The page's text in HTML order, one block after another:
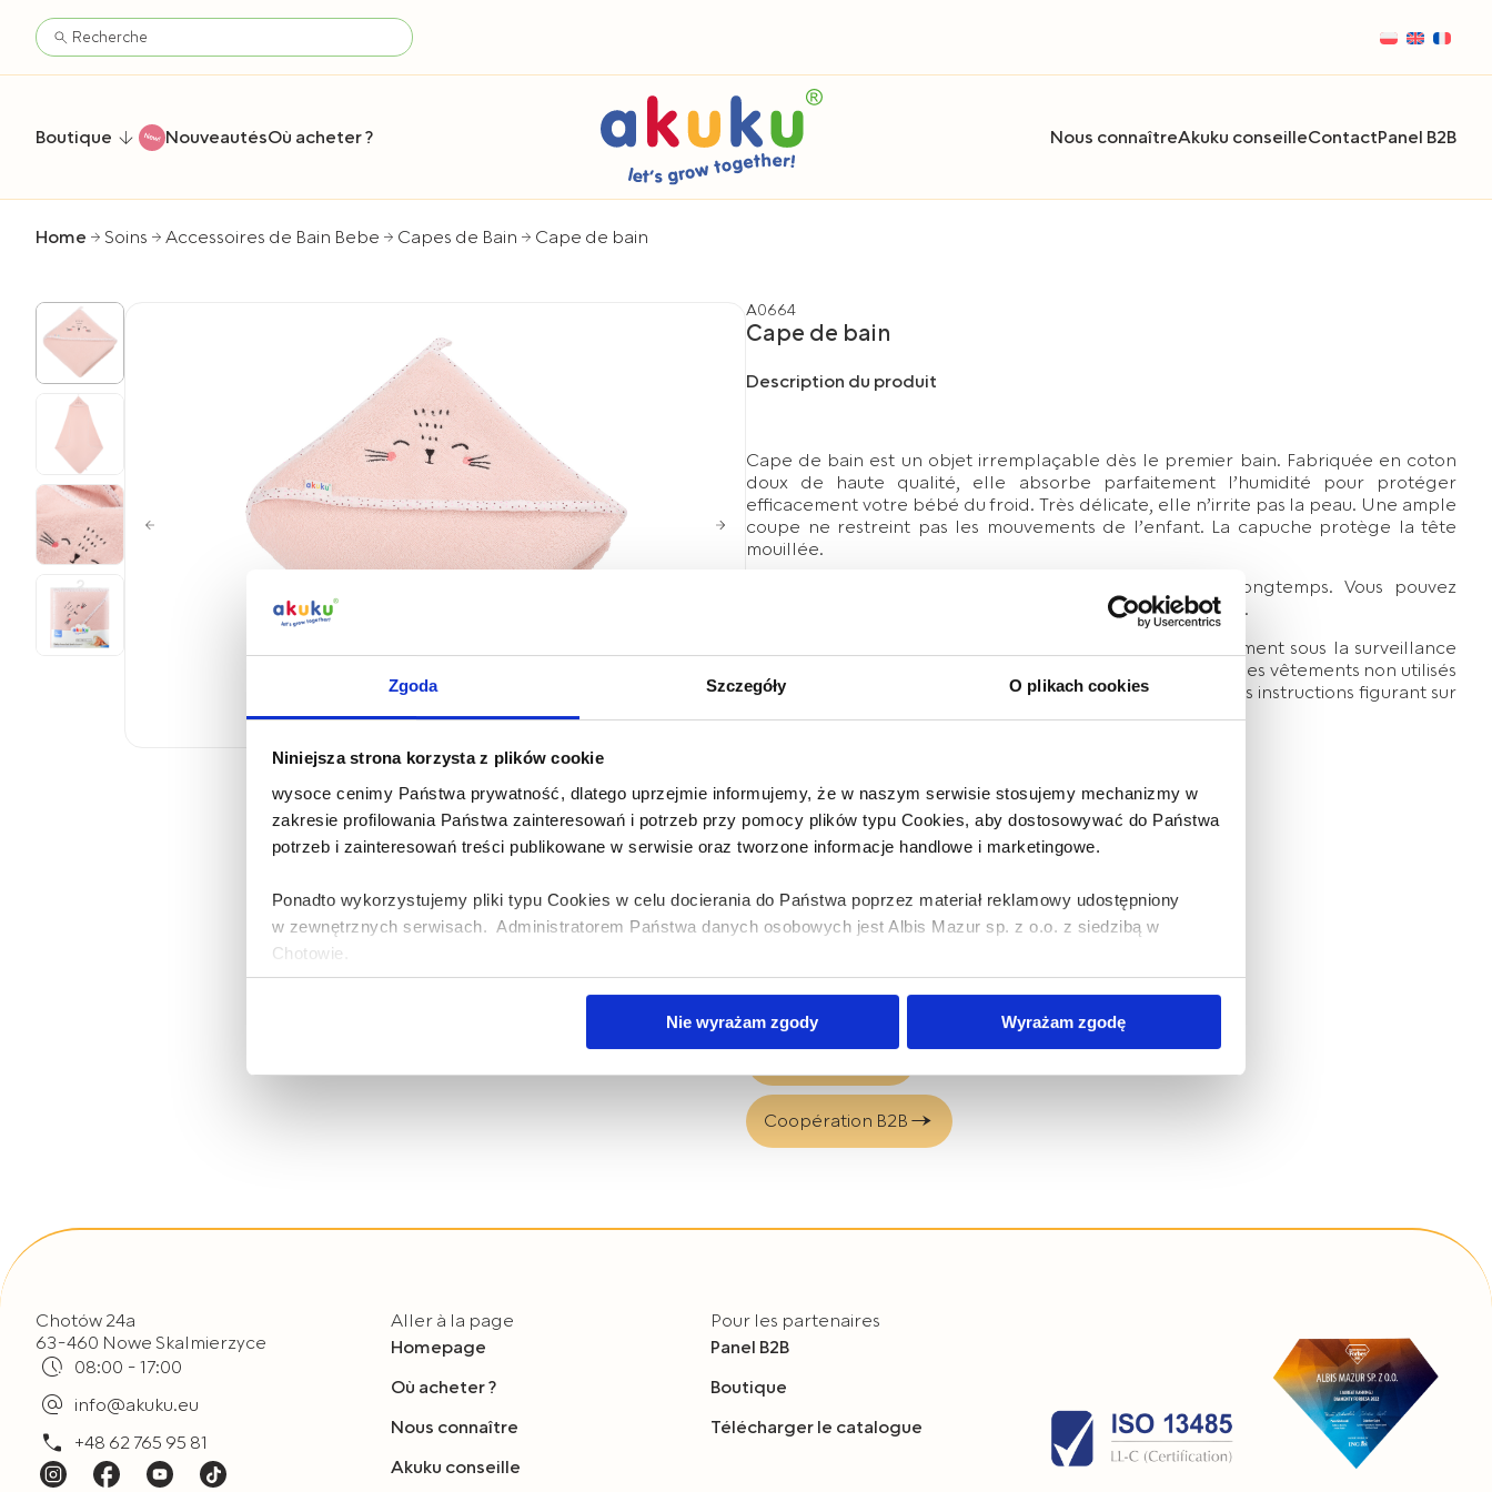
Zgoda Szczegóły O plikach cookies
Niniejsza strona korzysta z plików cookie
wysoce cenimy Państwa prywatność, dlatego uprzejmie informujemy, że w naszym serwisie stosujemy mechanizmy w
zakresie profilowania Państwa zainteresowań i potrzeb przy pomocy plików typu Cookies, aby dostosowywać do Państwa
potrzeb i zainteresowań treści publikowane w serwisie oraz tworzone informacje handlowe i marketingowe.
Ponadto wykorzystujemy pliki typu Cookies w celu docierania do Państwa poprzez materiał reklamowy udostępniony
w zewnętrznych serwisach. Administratorem Państwa danych osobowych jest Albis Mazur sp. z o.o. z siedzibą w
Chotowie.
urządzeniach informacji oraz uzyskiwania dostępu do tych informacji oraz zasady przetwarzania Państwa danych
Jeżeli wyrażają Państwo zgodę na przetwarzanie Państwa danych w powyższych celach, prosimy poniżej o wybór opcji
„Wyrażam zgodę”. Jeżeli nie wyrażają Państwo zgody na wykorzystanie Państwa danych w związku ze stosowaniem
Nie wyrażam zgody Wyrażam zgodę
Boutique NouveautésOù acheter ? Nous connaîtreAkuku conseilleContactPanel B2B
Home Soins Accessoires de Bain Bebe Capes de Bain Cape de bain
A0664
Cape de bain
Description du produit
Cape de bain est un objet irremplaçable dès le premier bain. Fabriquée en coton
doux de haute qualité, elle absorbe parfaitement l’humidité pour protéger
efficacement votre bébé du froid. Très délicate, elle n’irrite pas la peau. Une ample
coupe ne restreint pas les mouvements de l’enfant. La capuche protège la tête
mouillée.
La cape est assez grande, votre enfant va l’utiliser longtemps. Vous pouvez
facilement envelopper votre enfant dedans après son bain.
Le produit n’est pas un jouet. À utiliser uniquement sous la surveillance
d’un adulte. Pour éviter tout risque d’étouffement, gardez les vêtements non utilisés
hors de portée des enfants. Lavez la cape de bain selon les instructions figurant sur
l’étiquette.
Composition : 100% coton
Ce produit peut être utilisé dès la naissance.
CODE EAN: 5907644006649
Coopération B2B
Chotów 24a
63-460 Nowe Skalmierzyce
08:00 - 17:00
info@akuku.eu
+48 62 765 95 81
Aller à la page
Homepage
Où acheter ?
Nous connaître
Akuku conseille
Pour les partenaires
Panel B2B
Boutique
Télécharger le catalogue